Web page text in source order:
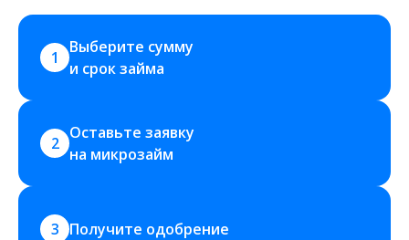
1
Выберите сумму
и срок займа
2
Оставьте заявку
на микрозайм
3 Получите одобрение